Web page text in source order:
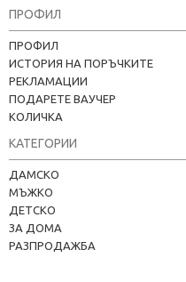
ПРОФИЛ
ПРОФИЛ
ИСТОРИЯ НА ПОРЪЧКИТЕ
РЕКЛАМАЦИИ
ПОДАРЕТЕ ВАУЧЕР
КОЛИЧКА
КАТЕГОРИИ
ДАМСКО
МЪЖКО
ДЕТСКО
ЗА ДОМА
РАЗПРОДАЖБА
Kapere.com